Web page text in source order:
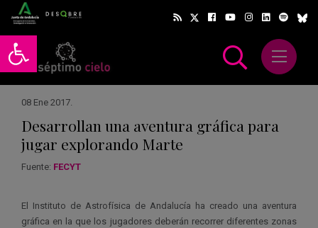
Abrir barra de herramientas
Abrir
08 Ene 2017.
Desarrollan una aventura gráfica para
jugar explorando Marte
Fuente: FECYT
El Instituto de Astrofísica de Andalucía ha creado una aventura
gráfica en la que los jugadores deberán recorrer diferentes zonas